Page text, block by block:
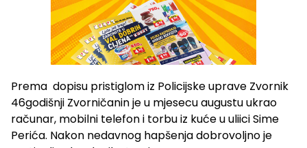
Prema dopisu pristiglom iz Policijske uprave Zvornik
46godišnji Zvorničanin je u mjesecu augustu ukrao
računar, mobilni telefon i torbu iz kuće u uliici Sime
Perića. Nakon nedavnog hapšenja dobrovoljno je